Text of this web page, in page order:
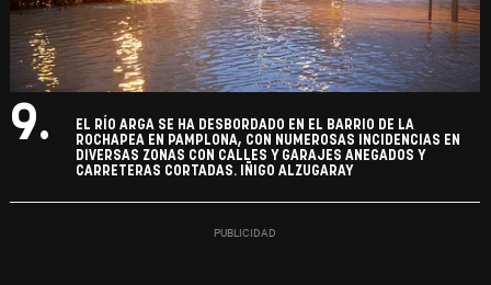
9.
EL RÍO ARGA SE HA DESBORDADO EN EL BARRIO DE LA
ROCHAPEA EN PAMPLONA, CON NUMEROSAS INCIDENCIAS EN
DIVERSAS ZONAS CON CALLES Y GARAJES ANEGADOS Y
CARRETERAS CORTADAS. IÑIGO ALZUGARAY